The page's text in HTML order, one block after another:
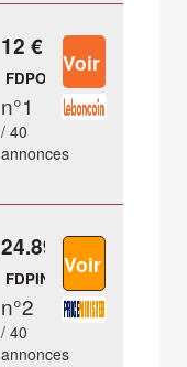
12 €
FDPOUT
n°1
/ 40
annonces
24.89 €
FDPIN
n°2
/ 40
annonces